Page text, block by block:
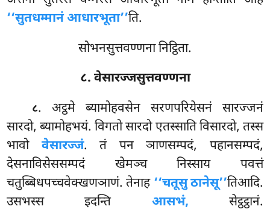
‘‘सुतधम्मानं आधारभूता’’ति.
सोभनसुत्तवण्णना निट्ठिता.
८. वेसारज्जसुत्तवण्णना
८. अट्ठमे ब्यामोहवसेन सरणपरियेसनं सारज्जनं
सारदो, ब्यामोहभयं. विगतो सारदो एतस्साति विसारदो, तस्स
भावो वेसारज्जं. तं पन ञाणसम्पदं, पहानसम्पदं,
देसनाविसेससम्पदं खेमञ्च निस्साय पवत्तं
चतुब्बिधपच्चवेक्खणञाणं. तेनाह ‘‘चतूसु ठानेसू’’तिआदि.
उसभस्स इदन्ति आसभं, सेट्ठट्ठानं.